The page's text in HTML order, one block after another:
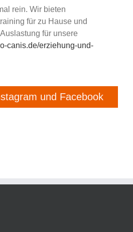
rein. Wir bieten
für zu Hause und
für unsere
canis.de/erziehung-und-
und Facebook